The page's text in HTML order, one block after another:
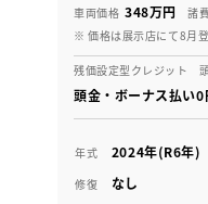
車両価格 348万円 諸
※ 価格は展示店にて8月
残価設定型クレジット
頭金・ボーナス払
年式 2024年(R6年)
修復 なし